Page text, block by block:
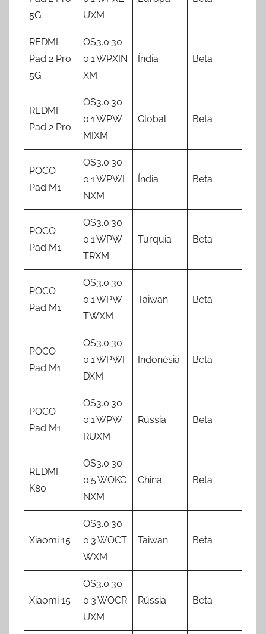
5G
UXM
REDMI
Pad 2 Pro
5G
OS3.0.30
0.1.WPXIN
XM
Índia Beta
REDMI
Pad 2 Pro
OS3.0.30
0.1.WPW
MIXM
Global Beta
POCO
Pad M1
OS3.0.30
0.1.WPWI
NXM
Índia Beta
POCO
Pad M1
OS3.0.30
0.1.WPW
TRXM
Turquia Beta
POCO
Pad M1
OS3.0.30
0.1.WPW
TWXM
Taiwan Beta
POCO
Pad M1
OS3.0.30
0.1.WPWI
DXM
Indonésia Beta
POCO
Pad M1
OS3.0.30
0.1.WPW
RUXM
Rússia Beta
REDMI
K80
OS3.0.30
0.5.WOKC
NXM
China Beta
Xiaomi 15
OS3.0.30
0.3.WOCT
WXM
Taiwan Beta
Xiaomi 15
OS3.0.30
0.3.WOCR
UXM
Rússia Beta